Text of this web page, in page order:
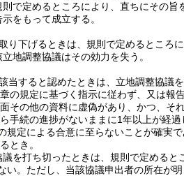
で定めるところにより、直ちにその旨
をもって成立する。
り下げるときは、規則で定めるところ
地調整協議はその効力を失う。
当すると認めたときは、立地調整協議
の規定に基づく指示に従わず、又は報
その他の資料に虚偽があり、かつ、そ
手続の進捗がないままに1年以上が経過
規定による合意に至らないことが確実で
とき。
を打ち切ったときは、規則で定める
い。 ただし、当該協議申出者の所在が